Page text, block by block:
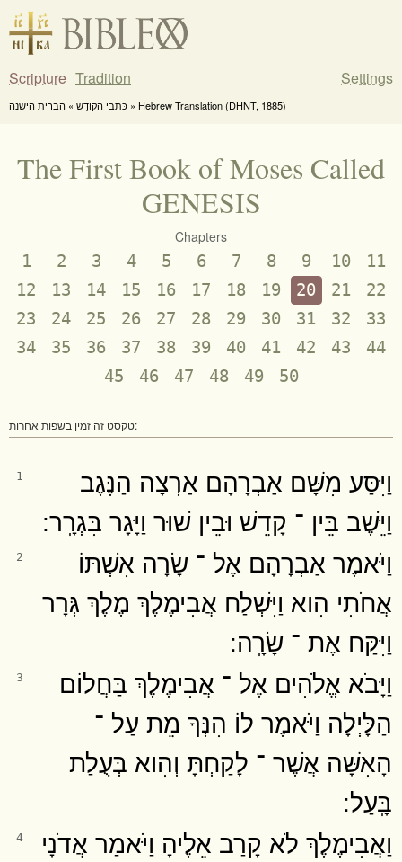
Scripture Tradition Settings
כִּתבֵי הַקוֹדֶשׁ » הברית הישנה » Hebrew Translation (DHNT, 1885)
The First Book of Moses Called
GENESIS
Chapters
1 2 3 4 5 6 7 8 9 10
11
12
13 14 15 16 17 18 19 20 21
22
23
24 25 26 27 28 29 30 31 32
33
34
35 36 37 38 39 40 41 42 43
44
45
46 47 48 49 50
טקסט זה זמין בשפות אחרות:
1
וַיִּסַּע מִשָּׁם אַבְרָהָם אַרְצָה הַנֶּגֶב
וַיֵּשֶׁב בֵּין ־ קָדֵשׁ וּבֵין שׁוּר וַיָּגָר בִּגְרָֽר ׃
2
וַיֹּאמֶר אַבְרָהָם אֶל ־ שָׂרָה אִשְׁתּוֹ
אֲחֹתִי הִוא וַיִּשְׁלַח אֲבִימֶלֶךְ מֶלֶךְ גְּרָר
וַיִּקַּח אֶת ־ שָׂרָֽה ׃
3
וַיָּבֹא אֱלֹהִים אֶל ־ אֲבִימֶלֶךְ בַּחֲלוֹם
הַלָּיְלָה וַיֹּאמֶר לוֹ הִנְּךָ מֵת עַל ־
הָאִשָּׁה אֲשֶׁר ־ לָקַחְתָּ וְהִוא בְּעֻלַת
בָּֽעַל ׃
4
וַאֲבִימֶלֶךְ לֹא קָרַב אֵלֶיהָ וַיֹּאמַר אֲדֹנָי